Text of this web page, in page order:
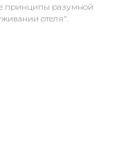
принципы разумной
отеля".